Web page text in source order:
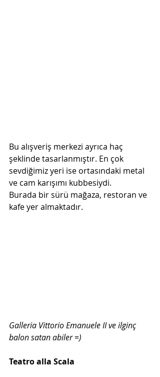
Bu alışveriş merkezi ayrıca haç
şeklinde tasarlanmıştır. En çok
sevdiğimiz yeri ise ortasındaki metal
ve cam karışımı kubbesiydi.
Burada bir sürü mağaza, restoran ve
kafe yer almaktadır.
Galleria Vittorio Emanuele II ve ilginç
balon satan abiler =)
Teatro alla Scala